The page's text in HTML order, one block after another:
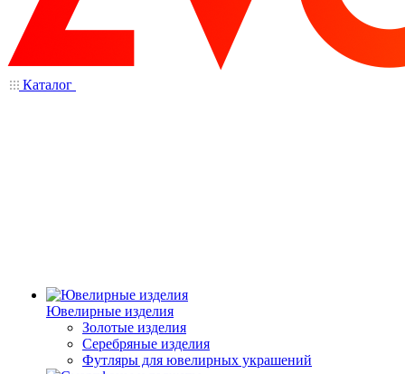
Каталог
Ювелирные изделия
Золотые изделия
Серебряные изделия
Футляры для ювелирных украшений